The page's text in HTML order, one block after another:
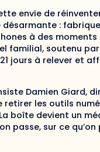
envie de
désarmante :
à des moments
familial, soutenu
jours à relever et
Damien Giard,
retirer les outils
boîte devient un
passe, sur ce